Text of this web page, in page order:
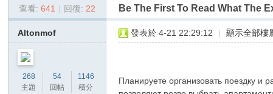
68
查看: 641 | 回復: 22 Be The First To Read What The
Altonmof
268
主題
54
回帖
1146
積分
發表於 4-21 22:29:12 | 顯示全部樓
Планируете организовать поездку и